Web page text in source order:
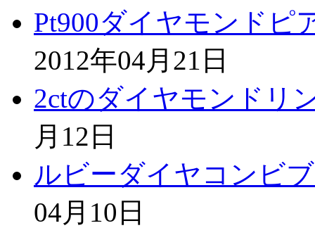
Pt900ダイヤモンドピ
2012年04月21日
2ctのダイヤモンドリ
月12日
ルビーダイヤコンビ
04月10日